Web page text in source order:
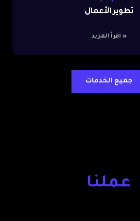
تطوير الأعمال
اقرأ المزيد »
جميع الخدمات
عملنا